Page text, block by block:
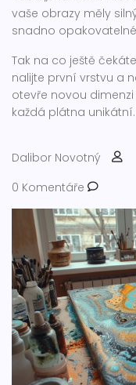
vaše obrazy měly
snadno
Tak na co ještě
nalijte první vrstvu a
otevře novou
každá plátna unikátní.
Dalibor Novotný
0 Komentáře